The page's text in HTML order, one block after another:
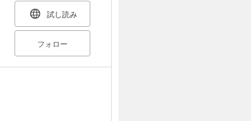
試し読み
フォロー